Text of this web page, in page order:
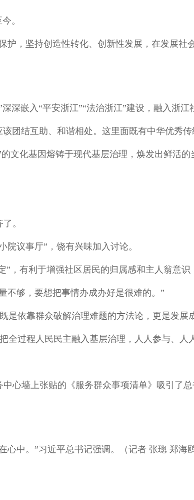
。
护，坚持创造性转化、创新性发展，在发展
嵌入“平安浙江”“法治浙江”建设，融入浙江
团结互助、和谐相处。这里面既有中华优秀
文化基因熔铸于现代基层治理，焕发出鲜活的
。
议事厅”，饶有兴味加入讨论。
，有利于增强社区居民的归属感和主人翁意
不够，要想把事情办成办好是很难的。”
是依靠群众破解治理难题的方法论，更是发展
过程人民民主融入基层治理，人人参与、人
心墙上张贴的《服务群众事项清单》吸引了
中。”习近平总书记强调。（记者 张璁 郑海鸥